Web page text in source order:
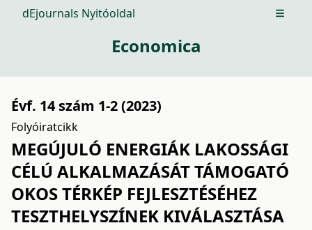
dEjournals Nyitóoldal Open
Economica
Évf. 14 szám 1-2 (2023)
Folyóiratcikk
MEGÚJULÓ ENERGIÁK LAKOSSÁGI
CÉLÚ ALKALMAZÁSÁT TÁMOGATÓ
OKOS TÉRKÉP FEJLESZTÉSÉHEZ
TESZTHELYSZÍNEK KIVÁLASZTÁSA